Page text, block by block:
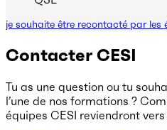
je souhaite être recontacté par les
Contacter CESI
Tu as une question ou tu
l’une de nos formations ?
équipes CESI reviendront